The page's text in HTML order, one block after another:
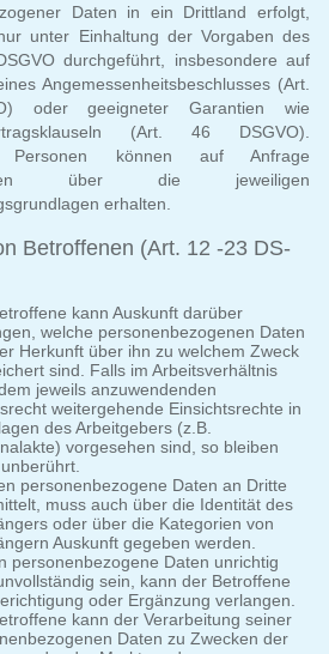
Daten in ein Drittland erfolgt,
unter Einhaltung der Vorgaben des
durchgeführt, insbesondere auf
Angemessenheitsbeschlusses (Art.
oder geeigneter Garantien wie
(Art. 46 DSGVO).
Personen können auf Anfrage
über die jeweiligen
erhalten.
Betroffenen (Art. 12 -23 DS-
kann Auskunft darüber
welche personenbezogenen Daten
Herkunft über ihn zu welchem Zweck
sind. Falls im Arbeitsverhältnis
jeweils anzuwendenden
weitergehende Einsichtsrechte in
des Arbeitgebers (z.B.
vorgesehen sind, so bleiben
personenbezogene Daten an Dritte
muss auch über die Identität des
oder über die Kategorien von
Auskunft gegeben werden.
personenbezogene Daten unrichtig
sein, kann der Betroffene
oder Ergänzung verlangen.
kann der Verarbeitung seiner
Daten zu Zwecken der